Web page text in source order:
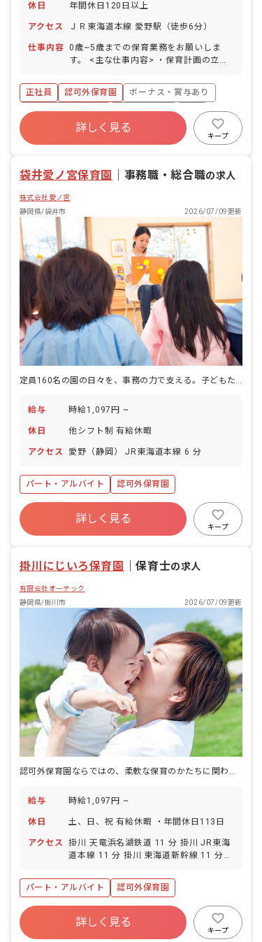
休日 年間休日120日以上
アクセス ＪＲ東海道本線 愛野駅（徒歩6分）
仕事内容 0歳~5歳までの保育業務をお願いしま
す。 <主な仕事内容> ・保育計画の立案
絡調整 ・食事、睡眠、排泄、着替えのお
世話 ・リズム遊びや製作等です。 ※ブ
ランクのある方でも応募歓迎! ■園児年齢
層：0～5歳児
正社員 認可外保育園
ボーナス・賞与あり
年間休日120日以上
社会保険完備
福利厚生充実
退職金制度
残業少なめ
詳しく見る
キープ
袋井愛ノ宮保育園 事務職・総合職の求人
株式会社愛ノ宮
静岡県/袋井市
2026/07/09更新
定員160名の園の日々を、事務の力で支える。子どもたちの生活を後ろから動かす仕事です。
給与 時給1,097円 ~
休日 他シフト制 有給休暇
アクセス 愛野（静岡） JR東海道本線 6 分
パート・アルバイト 認可外保育園
詳しく見る
キープ
掛川にじいろ保育園 ｜保育士の求人
有限会社オーテック
静岡県/掛川市
2026/07/09更新
認可外保育園ならではの、柔軟な保育のかたちに関わる仕事です。
給与 時給1,097円 ~
休日 土、日、祝 有給休暇 ・年間休日113日
アクセス
掛川 天竜浜名湖鉄道 11 分 掛川 JR東海
道本線 11 分 掛川 東海道新幹線 11 分
パート・アルバイト
認可外保育園
詳しく見る
キープ